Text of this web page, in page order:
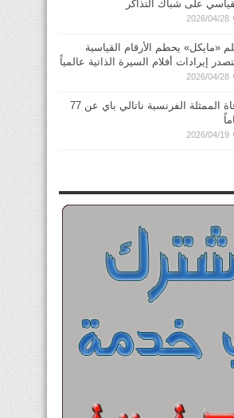
على شباك التذاكر
2026/04/28
«مايكل» يحطم الأرقام القياسية
إيرادات أفلام السيرة الذاتية عالمياً
2026/04/28
وفاة الممثلة الفرنسية ناتالي باي عن 77
2026/04/19